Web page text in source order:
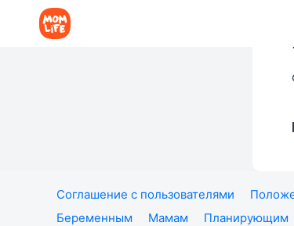
Соглашение с пользователями
Беременным
Мамам Планирующим